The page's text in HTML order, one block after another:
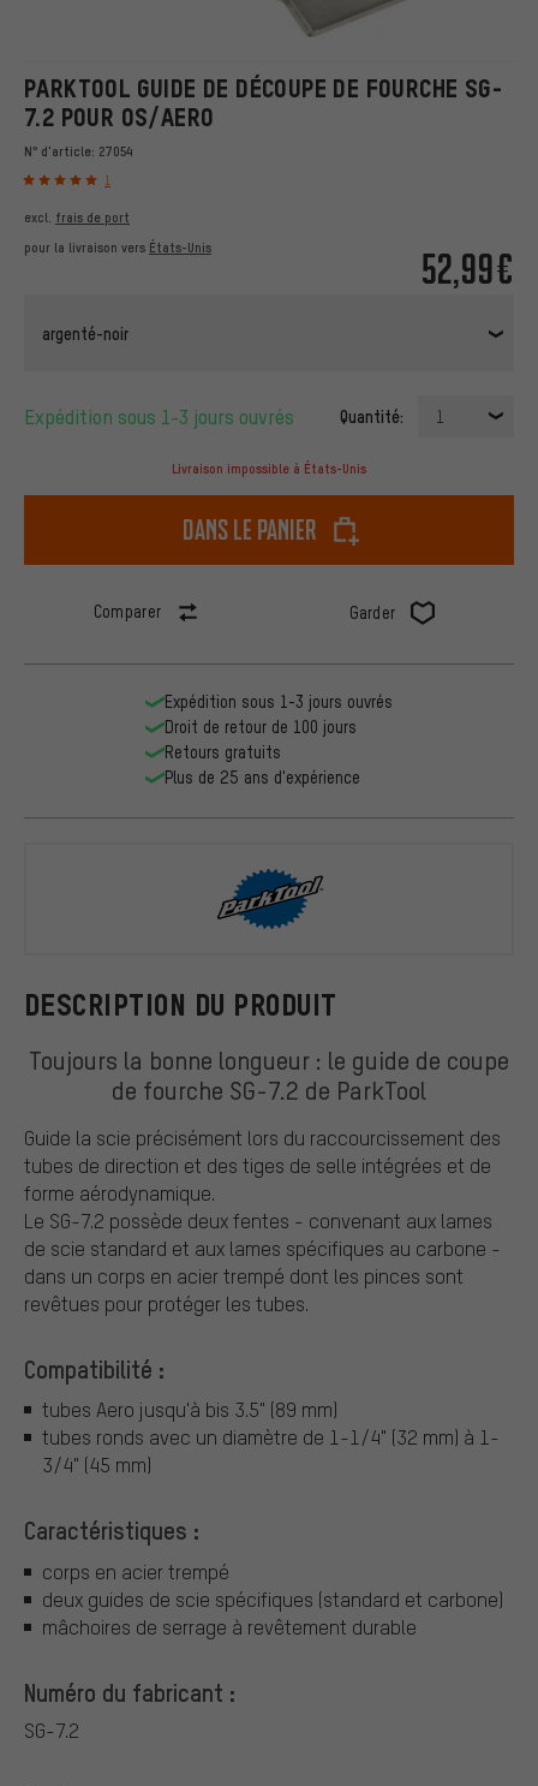
PARKTOOL GUIDE DE DÉCOUPE DE FOURCHE SG-
7.2 POUR OS/AERO
N° d'article: 27054
1
52,99€
excl. frais de port
pour la livraison vers États-Unis
argenté-noir
Expédition sous 1-3 jours ouvrés Quantité: 1
Livraison impossible à États-Unis
dans le panier
Comparer Garder
DESCRIPTION DU PRODUIT
Toujours la bonne longueur : le guide de coupe
de fourche SG-7.2 de ParkTool
Guide la scie précisément lors du raccourcissement des
tubes de direction et des tiges de selle intégrées et de
forme aérodynamique.
Le SG-7.2 possède deux fentes - convenant aux lames
de scie standard et aux lames spécifiques au carbone -
dans un corps en acier trempé dont les pinces sont
revêtues pour protéger les tubes.
Compatibilité :
tubes Aero jusqu'à bis 3.5" (89 mm)
tubes ronds avec un diamètre de 1-1/4" (32 mm) à 1-
3/4" (45 mm)
Caractéristiques :
corps en acier trempé
deux guides de scie spécifiques (standard et carbone)
mâchoires de serrage à revêtement durable
Numéro du fabricant :
SG-7.2
Expédition sous 1-3 jours ouvrés
Droit de retour de 100 jours
Retours gratuits
Plus de 25 ans d'expérience